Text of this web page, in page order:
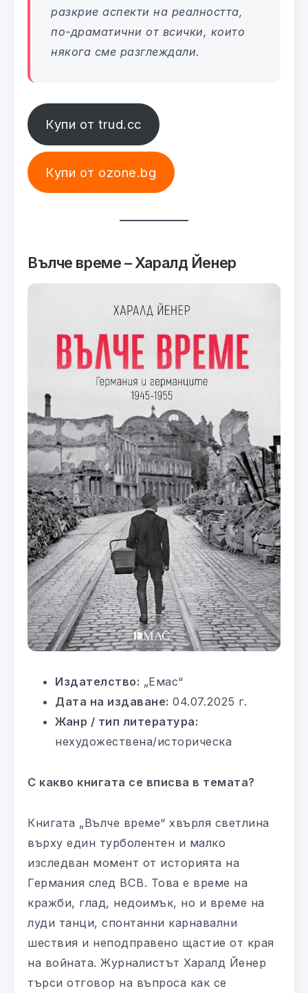
разкрие аспекти на реалността,
по-драматични от всички, които
някога сме разглеждали.
Купи от trud.cc
Купи от ozone.bg
Вълче време – Харалд Йенер
Издателство: „Емас“
Дата на издаване: 04.07.2025 г.
Жанр / тип литература:
нехудожествена/историческа
С какво книгата се вписва в темата?
Книгата „Вълче време“ хвърля светлина
върху един турболентен и малко
изследван момент от историята на
Германия след ВСВ. Това е време на
кражби, глад, недоимък, но и време на
луди танци, спонтанни карнавални
шествия и неподправено щастие от края
на войната. Журналистът Харалд Йенер
търси отговор на въпроса как се